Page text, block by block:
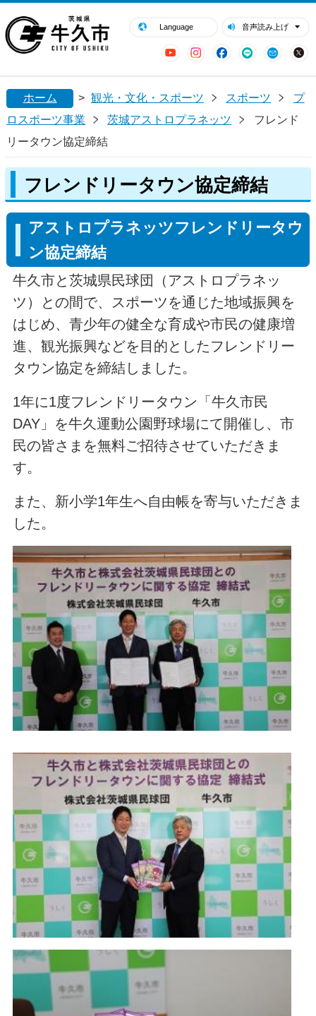
Language 音声読み上げ
YouTubeInstagram
Facebook
LINE Mail
閉じる
ホーム > 観光・文化・スポーツ スポーツ
プ
ロスポーツ事業
茨城アストロプラネッツ
フレンド
リータウン協定締結
フレンドリータウン協定締結
アストロプラネッツフレンドリータウ
ン協定締結
牛久市と茨城県民球団（アストロプラネッ
ツ）との間で、スポーツを通じた地域振興を
はじめ、青少年の健全な育成や市民の健康増
進、観光振興などを目的としたフレンドリー
タウン協定を締結しました。
1年に1度フレンドリータウン「牛久市民
DAY」を牛久運動公園野球場にて開催し、市
民の皆さまを無料ご招待させていただきま
す。
また、新小学1年生へ自由帳を寄与いただきま
した。